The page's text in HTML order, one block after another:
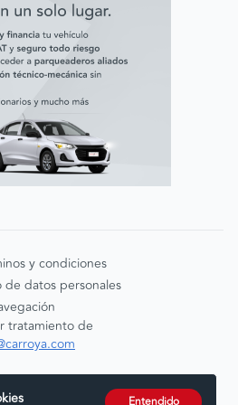
y condiciones
datos personales
tratamiento de